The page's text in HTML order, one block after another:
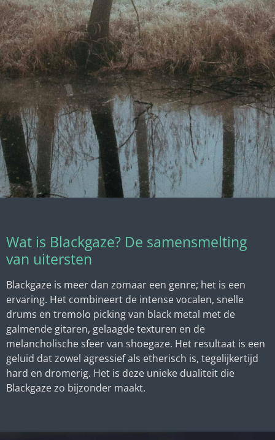
Wat is Blackgaze? De samensmelting
van uitersten
Blackgaze is meer dan zomaar een genre; het is een
ervaring. Het combineert de intense vocalen, snelle
drums en tremolo picking van black metal met de
galmende gitaren, gelaagde texturen en de
melancholische sfeer van shoegaze. Het resultaat is een
geluid dat zowel agressief als etherisch is, tegelijkertijd
hard en dromerig. Het is deze unieke dualiteit die
Blackgaze zo bijzonder maakt.